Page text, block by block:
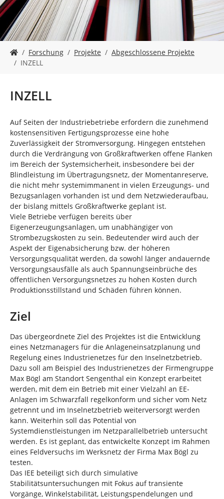
i
n
h
i
e
r
:
Forschung Projekte
Abgeschlossene Projekte
INZELL
INZELL
Auf Seiten der Industriebetriebe erfordern die zunehmend
kostensensitiven Fertigungsprozesse eine hohe
Zuverlässigkeit der Stromversorgung. Hingegen entstehen
durch die Verdrängung von Großkraftwerken offene Flanken
im Bereich der Systemsicherheit, insbesondere bei der
Blindleistung im Übertragungsnetz, der Momentanreserve,
die nicht mehr systemimmanent in vielen Erzeugungs- und
Bezugsanlagen vorhanden ist und dem Netzwiederaufbau,
der bislang mittels Großkraftwerke geplant ist.
Viele Betriebe verfügen bereits über
Eigenerzeugungsanlagen, um unabhängiger von
Strombezugskosten zu sein. Bedeutender wird auch der
Aspekt der Eigenabsicherung bzw. der höheren
Versorgungsqualität werden, da sowohl länger andauernde
Versorgungsausfälle als auch Spannungseinbrüche des
öffentlichen Versorgungsnetzes zu hohen Kosten durch
Produktionsstillstand und Schäden führen können.
Ziel
Das übergeordnete Ziel des Projektes ist die Entwicklung
eines Netzmanagers für die Anlageneinsatzplanung und
Regelung eines Industrienetzes für den Inselnetzbetrieb.
Dazu soll am Beispiel des Industrienetzes der Firmengruppe
Max Bögl am Standort Sengenthal ein Konzept erarbeitet
werden, mit dem ein Betrieb mit einer Vielzahl an EE-
Anlagen im Schwarzfall regelkonform und sicher vom Netz
getrennt und im Inselnetzbetrieb weiterversorgt werden
kann. Weiterhin soll das Potential von
Systemdienstleistungen im Netzparallelbetrieb untersucht
werden. Es ist geplant, das entwickelte Konzept im Rahmen
eines Feldversuchs im Werksnetz der Firma Max Bögl zu
testen.
Das IEE beteiligt sich durch simulative
Stabilitätsuntersuchungen mit Fokus auf transiente
Vorgänge, Winkelstabilität, Leistungspendelungen und